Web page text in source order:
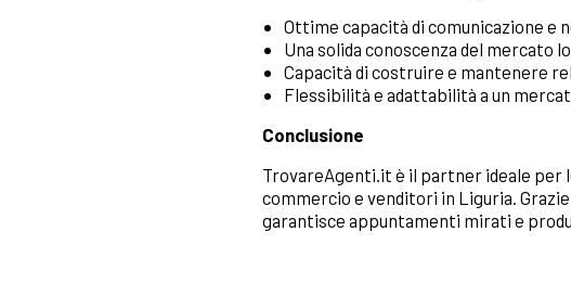
Ottime capacità di comunicazione e
Una solida conoscenza del mercato
Capacità di costruire e mantenere
Flessibilità e adattabilità a un
Conclusione
TrovareAgenti.it è il partner ideale per
commercio e venditori in Liguria.
garantisce appuntamenti mirati e